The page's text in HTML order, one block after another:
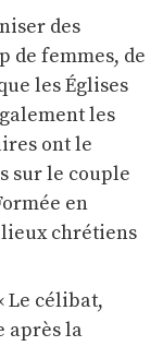
des
de femmes, de
les Églises
les
ont le
sur le couple
en
chrétiens
Le célibat,
après la